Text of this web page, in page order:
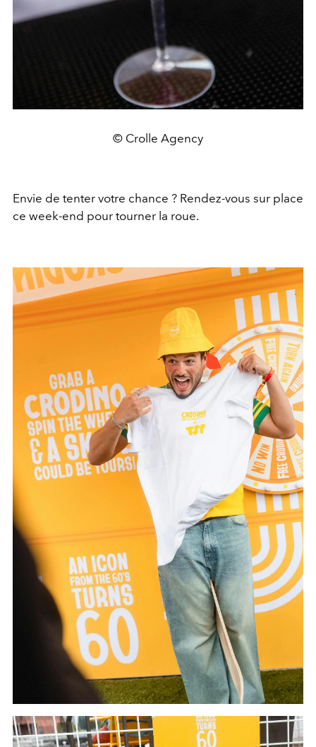
© Crolle Agency
Envie de tenter votre chance ? Rendez-vous sur place
ce week-end pour tourner la roue.